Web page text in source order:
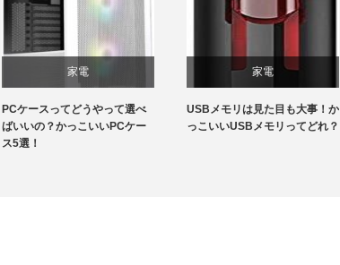
家電
PCケースってどうやって選べ
ばいいの？かっこいいPCケー
ス5選！
家電
USBメモリは見た目も大事！か
っこいいUSBメモリってどれ？